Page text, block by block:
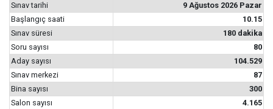
Sınav tarihi
9 Ağustos 2026 Pazar
Başlangıç saati
10.15
Sınav süresi
180 dakika
Soru sayısı
80
Aday sayısı
104.529
Sınav merkezi
87
Bina sayısı
300
Salon sayısı
4.165